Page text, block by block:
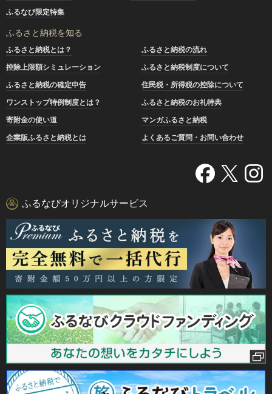
ふるなび限定特集
ふるさと納税を知る
ふるさと納税とは？
ふるさと納税の流れ
控除上限額シミュレーション
ふるさと納税制度について
ふるさと納税の確定申告
住民税・所得税の控除について
ワンストップ特例制度とは？
ふるさと納税のお礼特典
寄附金の使い道
マンガふるさと納税
企業版ふるさと納税とは
よくあるご質問・お問い合わせ
ふるなびオリジナルサービス